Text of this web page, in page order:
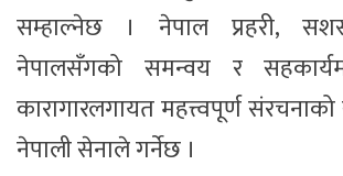
सम्हाल्नेछ । नेपाल प्रहरी,
नेपालसँगको समन्वय र
कारागारलगायत महत्त्वपूर्ण संरचनाको
नेपाली सेनाले गर्नेछ ।